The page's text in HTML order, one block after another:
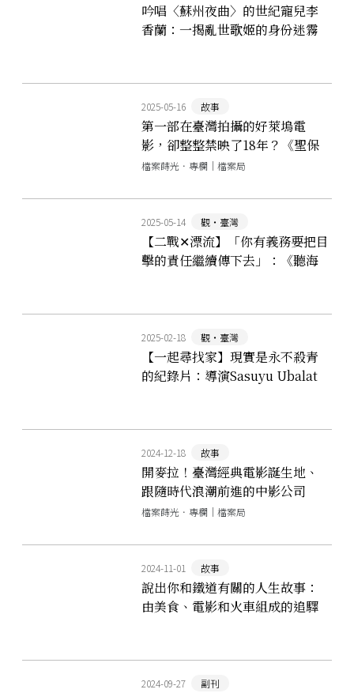
吟唱〈蘇州夜曲〉的世紀寵兒李
香蘭：一揭亂世歌姬的身份迷霧
2025-05-16 故事
第一部在臺灣拍攝的好萊塢電
影，卻整整禁映了18年？《聖保
羅砲艇》的曲折命運
檔案蒔光．專欄｜檔案局
2025-05-14 觀‧臺灣
【二戰✕漂流】「你有義務要把目
擊的責任繼續傳下去」：《聽海
2025-02-18 觀‧臺灣
【一起尋找家】現實是永不殺青
的紀錄片：導演Sasuyu Ubalat
2024-12-18 故事
開麥拉！臺灣經典電影誕生地、
跟隨時代浪潮前進的中影公司
檔案蒔光．專欄｜檔案局
2024-11-01 故事
說出你和鐵道有關的人生故事：
由美食、電影和火車組成的追驛
2024-09-27 副刊